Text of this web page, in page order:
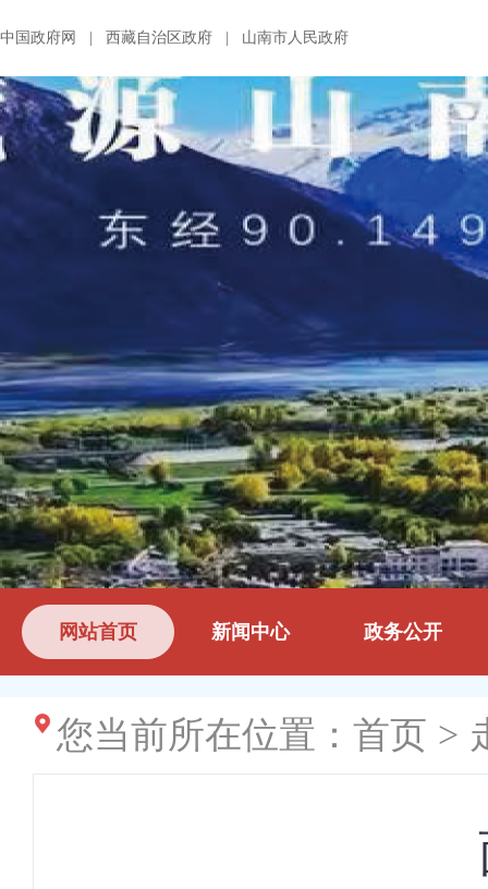
中国政府网 西藏自治区政府 山南市人民政府
网站首页 新闻中心 政务公开
您当前所在位置： 首页 >